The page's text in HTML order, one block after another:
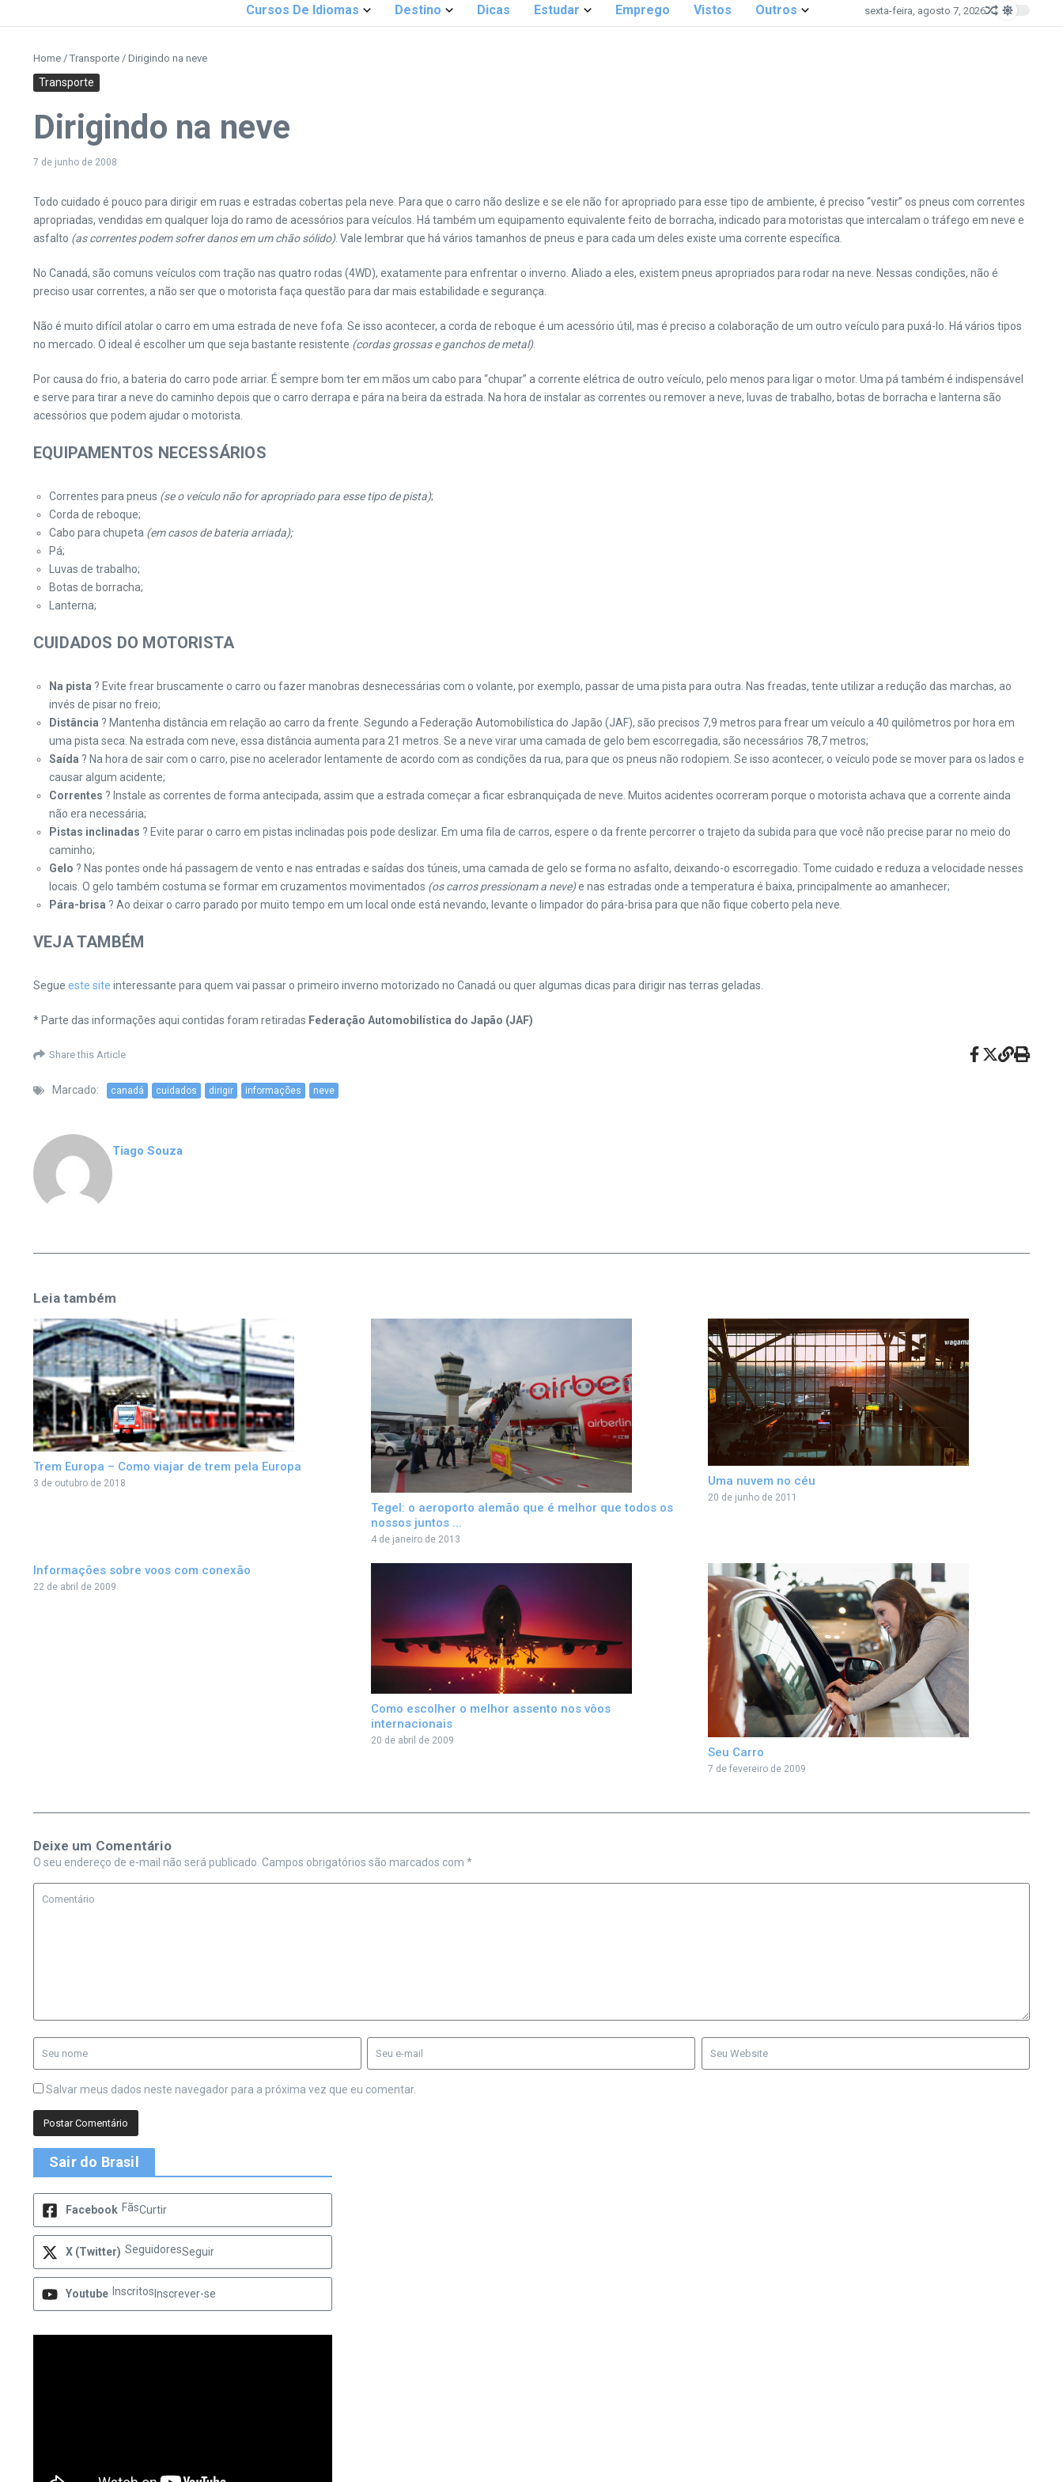
Cursos De Idiomas Destino Dicas Estudar Emprego Vistos Outros sexta-feira, agosto 7, 2026
Home / Transporte / Dirigindo na neve
Transporte
Dirigindo na neve
7 de junho de 2008
Todo cuidado é pouco para dirigir em ruas e estradas cobertas pela neve. Para que o carro não deslize e se ele não for apropriado para esse tipo de ambiente, é preciso “vestir” os pneus com correntes
apropriadas, vendidas em qualquer loja do ramo de acessórios para veículos. Há também um equipamento equivalente feito de borracha, indicado para motoristas que intercalam o tráfego em neve e
asfalto (as correntes podem sofrer danos em um chão sólido). Vale lembrar que há vários tamanhos de pneus e para cada um deles existe uma corrente específica.
No Canadá, são comuns veículos com tração nas quatro rodas (4WD), exatamente para enfrentar o inverno. Aliado a eles, existem pneus apropriados para rodar na neve. Nessas condições, não é
preciso usar correntes, a não ser que o motorista faça questão para dar mais estabilidade e segurança.
Não é muito difícil atolar o carro em uma estrada de neve fofa. Se isso acontecer, a corda de reboque é um acessório útil, mas é preciso a colaboração de um outro veículo para puxá-lo. Há vários tipos
no mercado. O ideal é escolher um que seja bastante resistente (cordas grossas e ganchos de metal).
Por causa do frio, a bateria do carro pode arriar. É sempre bom ter em mãos um cabo para “chupar” a corrente elétrica de outro veículo, pelo menos para ligar o motor. Uma pá também é indispensável
e serve para tirar a neve do caminho depois que o carro derrapa e pára na beira da estrada. Na hora de instalar as correntes ou remover a neve, luvas de trabalho, botas de borracha e lanterna são
acessórios que podem ajudar o motorista.
EQUIPAMENTOS NECESSÁRIOS
Correntes para pneus (se o veículo não for apropriado para esse tipo de pista);
Corda de reboque;
Cabo para chupeta (em casos de bateria arriada);
Pá;
Luvas de trabalho;
Botas de borracha;
Lanterna;
CUIDADOS DO MOTORISTA
Na pista ? Evite frear bruscamente o carro ou fazer manobras desnecessárias com o volante, por exemplo, passar de uma pista para outra. Nas freadas, tente utilizar a redução das marchas, ao
invés de pisar no freio;
Distância ? Mantenha distância em relação ao carro da frente. Segundo a Federação Automobilística do Japão (JAF), são precisos 7,9 metros para frear um veículo a 40 quilômetros por hora em
uma pista seca. Na estrada com neve, essa distância aumenta para 21 metros. Se a neve virar uma camada de gelo bem escorregadia, são necessários 78,7 metros;
Saída ? Na hora de sair com o carro, pise no acelerador lentamente de acordo com as condições da rua, para que os pneus não rodopiem. Se isso acontecer, o veículo pode se mover para os lados e
causar algum acidente;
Correntes ? Instale as correntes de forma antecipada, assim que a estrada começar a ficar esbranquiçada de neve. Muitos acidentes ocorreram porque o motorista achava que a corrente ainda
não era necessária;
Pistas inclinadas ? Evite parar o carro em pistas inclinadas pois pode deslizar. Em uma fila de carros, espere o da frente percorrer o trajeto da subida para que você não precise parar no meio do
caminho;
Gelo ? Nas pontes onde há passagem de vento e nas entradas e saídas dos túneis, uma camada de gelo se forma no asfalto, deixando-o escorregadio. Tome cuidado e reduza a velocidade nesses
locais. O gelo também costuma se formar em cruzamentos movimentados (os carros pressionam a neve)e nas estradas onde a temperatura é baixa, principalmente ao amanhecer;
Pára-brisa ? Ao deixar o carro parado por muito tempo em um local onde está nevando, levante o limpador do pára-brisa para que não fique coberto pela neve.
VEJA TAMBÉM
Segue este site interessante para quem vai passar o primeiro inverno motorizado no Canadá ou quer algumas dicas para dirigir nas terras geladas.
* Parte das informações aqui contidas foram retiradas Federação Automobilística do Japão (JAF)
Share this Article
Marcado: canadá cuidados dirigir informações neve
Tiago Souza
Leia também
Trem Europa – Como viajar de trem pela Europa
3 de outubro de 2018
Tegel: o aeroporto alemão que é melhor que todos os
nossos juntos ...
4 de janeiro de 2013
Uma nuvem no céu
20 de junho de 2011
Informações sobre voos com conexão
22 de abril de 2009
Como escolher o melhor assento nos vôos
internacionais
20 de abril de 2009
Seu Carro
7 de fevereiro de 2009
Deixe um Comentário
O seu endereço de e-mail não será publicado. Campos obrigatórios são marcados com *
Salvar meus dados neste navegador para a próxima vez que eu comentar.
Sair do Brasil
Facebook FãsCurtir
X (Twitter) SeguidoresSeguir
Youtube Inscritos Inscrever-se